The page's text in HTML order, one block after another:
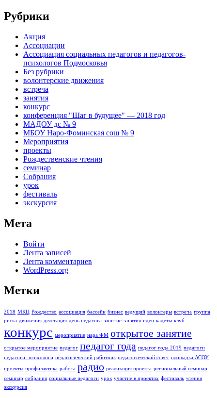
Рубрики
Акция
Ассоциации
Ассоциация социальных педагогов и педагогов-
психологов Подмосковья
Без рубрики
волонтерские движения
встреча
занятия
конкурс
конференция "Шаг в будущее" — 2018 год
МАДОУ дс № 9
МБОУ Наро-Фоминская сош № 9
Мероприятия
проекты
Рождественские чтения
семинар
Собрания
урок
фестиваль
экскурсия
Мета
Войти
Лента записей
Лента комментариев
WordPress.org
Метки
2018 МКЦ Рождество ассоциация бассейн бизнес ведущий волонтеры встреча группа
риска движения делегация день педагога занитие занятия идеи кадеты клуб
конкурс мероприятие нара ФМ открытое занятие
открытое мероприятие педагог педагог года педагог года 2019 педагоги
педагоги -психологи педагогический работник педагогический совет площадка АСОУ
проекты профилактика работа радио реализация проекта региональный семинар
семинар собрания социальные педагоги урок участие в проектах фестиваль чтения
экскурсия